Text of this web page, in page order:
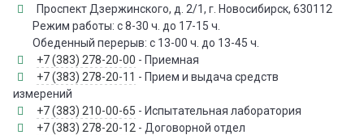
Проспект Дзержинского, д. 2/1, г. Новосибирск, 630112
Режим работы: с 8-30 ч. до 17-15 ч.
Обеденный перерыв: с 13-00 ч. до 13-45 ч.
+7 (383) 278-20-00 - Приемная
+7 (383) 278-20-11 - Прием и выдача средств
измерений
+7 (383) 210-00-65 - Испытательная лаборатория
+7 (383) 278-20-12 - Договорной отдел